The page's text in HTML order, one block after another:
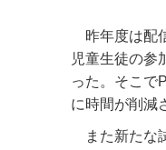
昨年度は配
児童生徒の参
った。そこで
に時間が削減
また新たな